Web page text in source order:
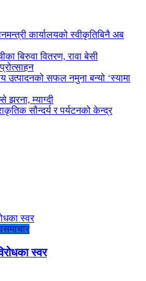
कार्यालयको स्वीकृतिबिनै अब
बिरुवा वितरण, रावा बेसी
उत्पादनको सफल नमुना बन्यो ‘स्यामा
म्याग्दी
सौन्दर्य र पर्यटनको केन्द्र
समाचार
स्वर